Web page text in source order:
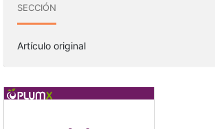
SECCIÓN
Artículo original